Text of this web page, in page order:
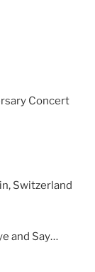
Concert
Switzerland
and Say…